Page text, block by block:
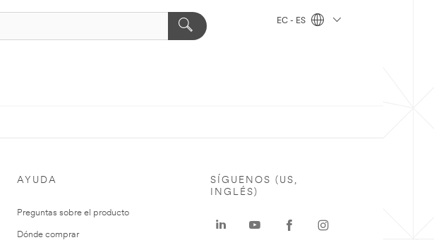
EC - ES
AYUDA
Preguntas sobre el producto
Dónde comprar
SÍGUENOS (US,
INGLÉS)